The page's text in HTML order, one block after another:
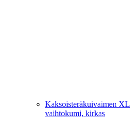
Kaksoisteräkuivaimen XL
vaihtokumi, kirkas